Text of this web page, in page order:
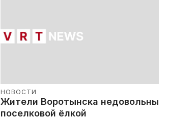
НОВОСТИ
Жители Воротынска недовольны
поселковой ёлкой